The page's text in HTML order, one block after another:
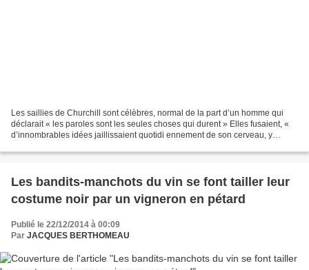
Les saillies de Churchill sont célèbres, normal de la part d’un homme qui
déclarait « les paroles sont les seules choses qui durent » Elles fusaient, «
d’innombrables idées jaillissaient quotidi ennement de son cerveau, y
Les bandits-manchots du vin se font tailler leur
costume noir par un vigneron en pétard
Publié le 22/12/2014 à 00:09
Par JACQUES BERTHOMEAU